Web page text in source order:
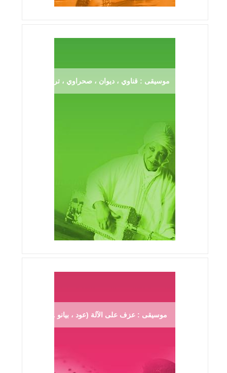
موسيقى : قناوي ، ديوان ، صحراوي ، ترڨية
موسيقى : عزف على الآلة (عود ، بيانو ...)